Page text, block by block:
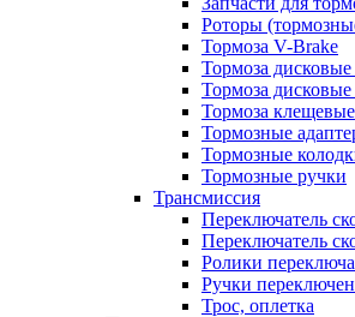
Роторы
Тормоза V-Brake
Тормоза
Тормоза
Тормоза клещевые
Тормозные
Тормозные
Тормозные ручки
Трансмиссия
Переключатель
Переключатель
Ролики
Ручки
Трос, оплетка